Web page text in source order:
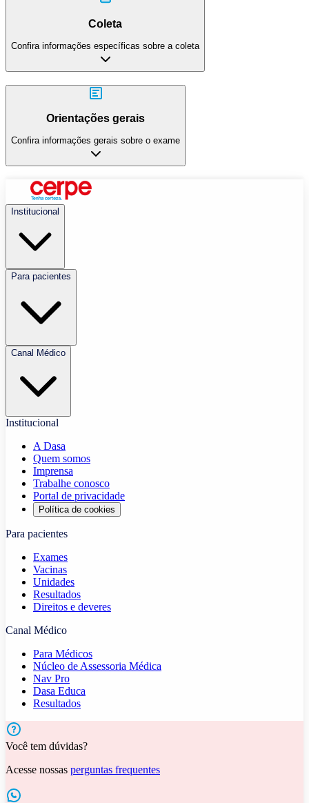
Coleta
Confira informações específicas sobre a coleta
Orientações gerais
Confira informações gerais sobre o exame
Institucional
Para pacientes
Canal Médico
Institucional
A Dasa
Quem somos
Imprensa
Trabalhe conosco
Portal de privacidade
Política de cookies
Para pacientes
Exames
Vacinas
Unidades
Resultados
Direitos e deveres
Canal Médico
Para Médicos
Núcleo de Assessoria Médica
Nav Pro
Dasa Educa
Resultados
Você tem dúvidas?
Acesse nossas perguntas frequentes